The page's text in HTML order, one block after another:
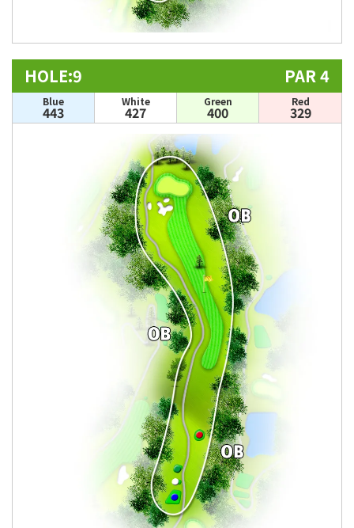
HOLE:9 PAR 4
Blue
443
White
427
Green
400
Red
329